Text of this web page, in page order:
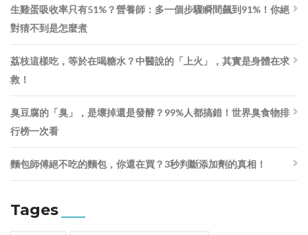
生雞蛋吸收率只有51%？營養師：多一個步驟瞬間飆到91%！你絕
對猜不到是怎麼煮
荔枝這樣吃，等於在喝糖水？中醫說的「上火」，其實是身體在求
救！
臭豆腐的「臭」，是壞掉還是發酵？99%人都搞錯！世界臭食物排
行榜一次看
麵包師傅絕不吃的麵包，你還在買？3秒判斷添加劑的真相！
Tages